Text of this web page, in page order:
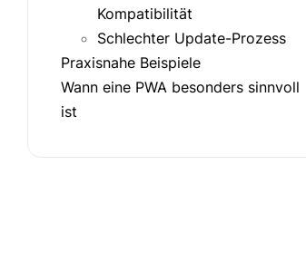
Kompatibilität
Schlechter Update-Prozess
Praxisnahe Beispiele
Wann eine PWA besonders sinnvoll
ist